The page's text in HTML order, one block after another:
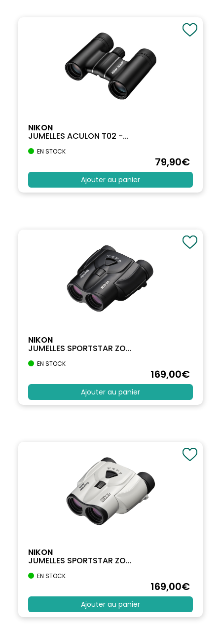
NIKON
JUMELLES ACULON T02 -...
EN STOCK
79,90€
Ajouter au panier
NIKON
JUMELLES SPORTSTAR ZO...
EN STOCK
169,00€
Ajouter au panier
NIKON
JUMELLES SPORTSTAR ZO...
EN STOCK
169,00€
Ajouter au panier